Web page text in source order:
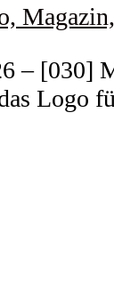
– [030]
Logo